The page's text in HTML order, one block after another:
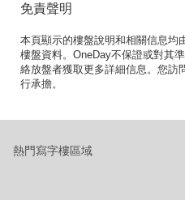
免責聲明
本頁顯示的樓盤說明和相關信息均
樓盤資料。OneDay不保證或對其
絡放盤者獲取更多詳細信息。您訪
行承擔。
熱門寫字樓區域